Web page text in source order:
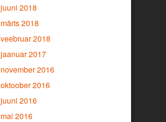
juuni 2018
märts 2018
veebruar 2018
jaanuar 2017
november 2016
oktoober 2016
juuni 2016
mai 2016